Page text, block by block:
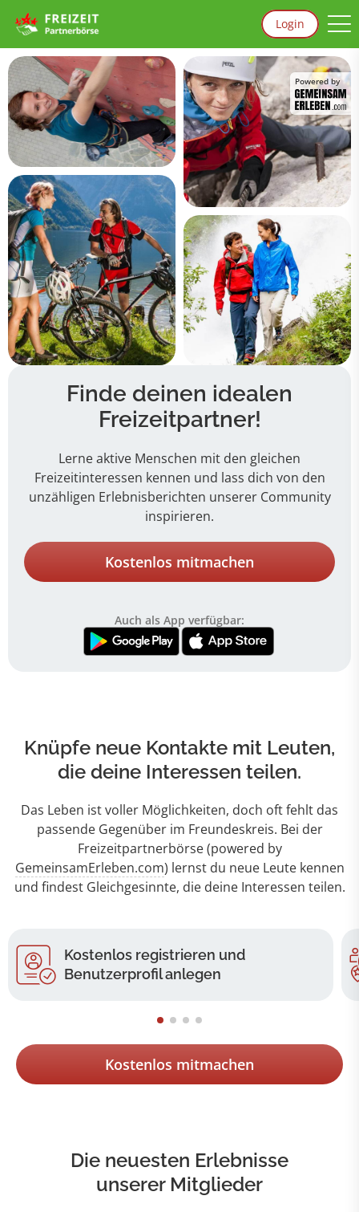
Login
Powered by
Finde deinen idealen
Freizeitpartner!
Lerne aktive Menschen mit den gleichen
Freizeitinteressen kennen und lass dich von den
unzähligen Erlebnisberichten unserer Community
inspirieren.
Kostenlos mitmachen
Auch als App verfügbar:
Knüpfe neue Kontakte mit Leuten,
die deine Interessen teilen.
Das Leben ist voller Möglichkeiten, doch oft fehlt das
passende Gegenüber im Freundeskreis. Bei der
Freizeitpartnerbörse (powered by
GemeinsamErleben.com) lernst du neue Leute kennen
und findest Gleichgesinnte, die deine Interessen teilen.
Kostenlos registrieren und
Benutzerprofil anlegen
Kostenlos mitmachen
Die neuesten Erlebnisse
unserer Mitglieder